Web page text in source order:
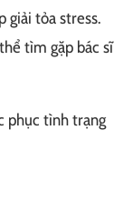
giải tỏa stress.
tìm gặp bác sĩ
phục tình trạng